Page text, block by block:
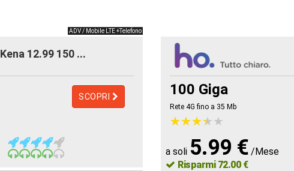
ADV / Mobile LTE +Telefono
Kena 12.99 150 ...
SCOPRI 100 Giga
Rete 4G fino a 35 Mb
★★★★★
★★★★★
a soli 5.99 € /Mese
Risparmi 72.00 €